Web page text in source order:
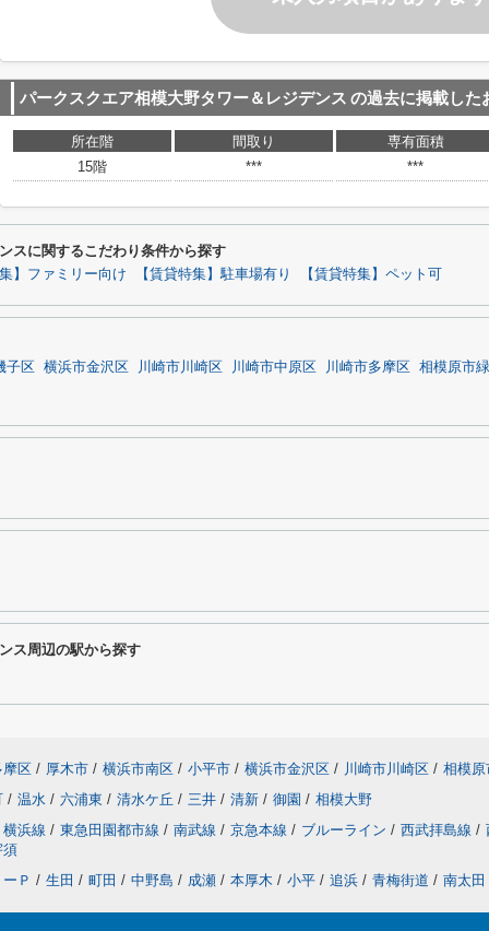
パークスクエア相模大野タワー＆レジデンス の過去に掲載した
所在階 間取り
専有面積
15階
*** ***
スに関するこだわり条件から探す
】ファミリー向け 【賃貸特集】駐車場有り 【賃貸特集】ペット可
子区 横浜市金沢区 川崎市川崎区 川崎市中原区 川崎市多摩区 相模原市
ス周辺の駅から探す
摩区 / 厚木市 / 横浜市南区 / 小平市 / 横浜市金沢区 / 川崎市川崎区 / 相模原
/ 温水 / 六浦東 / 清水ケ丘 / 三井 / 清新 / 御園 / 相模大野
横浜線 / 東急田園都市線 / 南武線 / 京急本線 / ブルーライン / 西武拝島線 /
須
Ｐ / 生田 / 町田 / 中野島 / 成瀬 / 本厚木 / 小平 / 追浜 / 青梅街道 / 南太田